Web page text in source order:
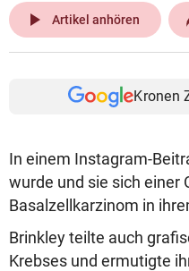
play_arrow Artikel anhören
Kronen
In einem Instagram-
wurde und sie sich einer
Basalzellkarzinom in
Brinkley teilte auch
Krebses und ermutigte